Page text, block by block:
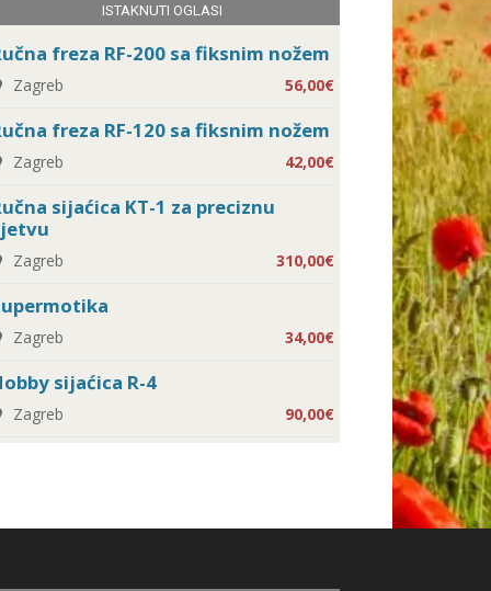
ISTAKNUTI OGLASI
freza RF-200 sa fiksnim nožem
Zagreb 56,00€
freza RF-120 sa fiksnim nožem
Zagreb 42,00€
sijaćica KT-1 za preciznu
Zagreb 310,00€
Zagreb 34,00€
sijaćica R-4
Zagreb 90,00€